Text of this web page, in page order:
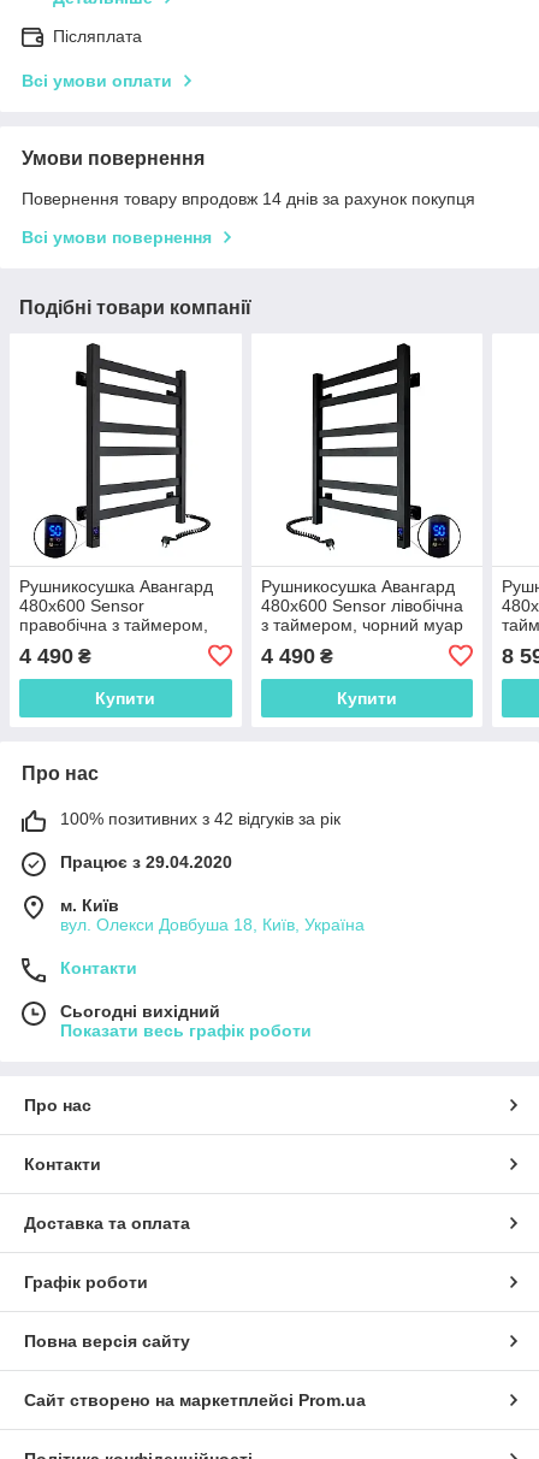
Післяплата
Всі умови оплати
Умови повернення
Повернення товару впродовж 14 днів за рахунок покупця
Всі умови повернення
Подібні товари компанії
Рушникосушка Авангард
480х600 Sensor
правобічна з таймером,
чорний муар 12-228053-
4860
4 490 ₴
Купити
Рушникосушка Авангард
480х600 Sensor лівобічна
з таймером, чорний муар
4 490₴
Купити
8
Про нас
100% позитивних з 42 відгуків за рік
Працює з 29.04.2020
м. Київ
вул. Олекси Довбуша 18, Київ, Україна
Контакти
Сьогодні вихідний
Показати весь графік роботи
Про нас
Контакти
Доставка та оплата
Графік роботи
Повна версія сайту
Сайт створено на маркетплейсі Prom.ua